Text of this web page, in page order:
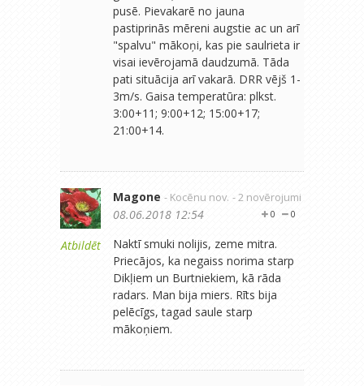
pusē. Pievakarē no jauna
pastiprinās mēreni augstie ac un arī
"spalvu" mākoņi, kas pie saulrieta ir
visai ievērojamā daudzumā. Tāda
pati situācija arī vakarā. DRR vējš 1-
3m/s. Gaisa temperatūra: plkst.
3:00+11; 9:00+12; 15:00+17;
21:00+14.
Atbildēt
Magone - Kocēnu nov. - 2 novērojumi
0
0
08.06.2018 12:54
Naktī smuki nolijis, zeme mitra.
Priecājos, ka negaiss norima starp
Dikļiem un Burtniekiem, kā rāda
radars. Man bija miers. Rīts bija
pelēcīgs, tagad saule starp
mākoņiem.